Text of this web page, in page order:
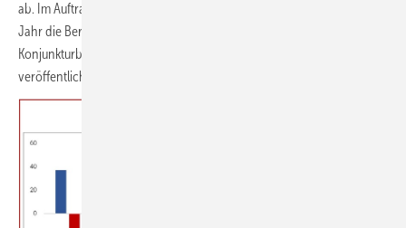
ab. Im Auftrag von VdZ und VDS erstellt B+L Marktdaten viermal pro
Jahr die Berichte zum SHK-Konjunkturbarometer. Das SHK-
Konjunkturbarometer wird künftig im Anschluss an jedes Quartal
veröffentlicht.